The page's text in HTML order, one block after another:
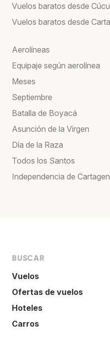
Vuelos baratos desde
Vuelos baratos desde
Aerolíneas
Equipaje según aerolínea
Meses
Septiembre
Batalla de Boyacá
Asunción de la Virgen
Día de la Raza
Todos los Santos
Independencia de
BUSCAR
Vuelos
Ofertas de vuelos
Hoteles
Carros